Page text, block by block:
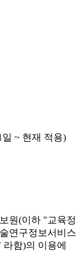
~ 현재 적용)
원(이하 "교육정
연구정보서비스
함)의 이용에